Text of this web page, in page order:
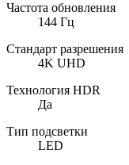
Частота обновления
144 Гц
Стандарт разрешения
4K UHD
Технология HDR
Да
Тип подсветки
LED